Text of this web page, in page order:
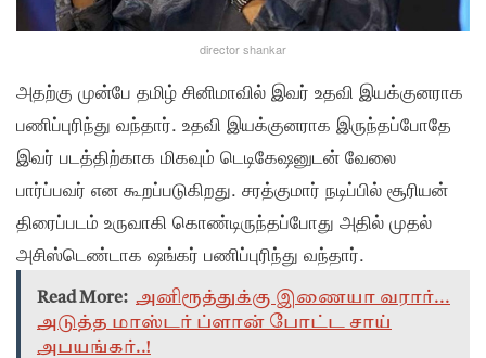
director shankar
அதற்கு முன்பே தமிழ் சினிமாவில் இவர் உதவி இயக்குனராக
பணிப்புரிந்து வந்தார். உதவி இயக்குனராக இருந்தப்போதே
இவர் படத்திற்காக மிகவும் டெடிகேஷனுடன் வேலை
பார்ப்பவர் என கூறப்படுகிறது. சரத்குமார் நடிப்பில் சூரியன்
திரைப்படம் உருவாகி கொண்டிருந்தப்போது அதில் முதல்
அசிஸ்டெண்டாக ஷங்கர் பணிப்புரிந்து வந்தார்.
Read More: அனிரூத்துக்கு இணையா வரார்...
அடுத்த மாஸ்டர் ப்ளான் போட்ட சாய்
அபயங்கர்..!